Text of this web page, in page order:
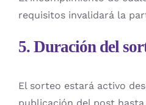
requisitos invalidará la
5. Duración del
El sorteo estará activo